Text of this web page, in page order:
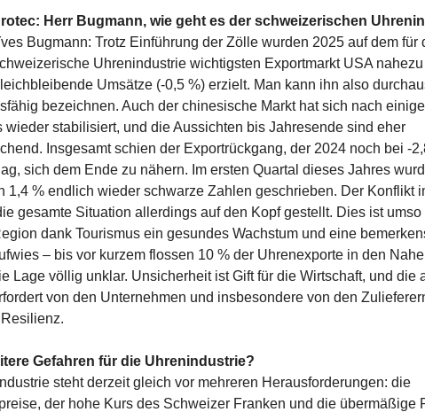
Herr Bugmann, wie geht es der schweizerischen
Bugmann: Trotz Einführung der Zölle wurden 2025 auf dem für
Uhrenindustrie wichtigsten Exportmarkt USA nahezu
Umsätze (-0,5 %) erzielt. Man kann ihn also
bezeichnen. Auch der chinesische Markt hat sich nach
wieder stabilisiert, und die Aussichten bis Jahresende sind eher
Insgesamt schien der Exportrückgang, der 2024 noch bei -
sich dem Ende zu nähern. Im ersten Quartal dieses Jahres
1,4 % endlich wieder schwarze Zahlen geschrieben. Der Konflikt
gesamte Situation allerdings auf den Kopf gestellt. Dies ist umso
dank Tourismus ein gesundes Wachstum und eine
– bis vor kurzem flossen 10 % der Uhrenexporte in den
Lage völlig unklar. Unsicherheit ist Gift für die Wirtschaft, und die
von den Unternehmen und insbesondere von den
Gefahren für die Uhrenindustrie?
steht derzeit gleich vor mehreren Herausforderungen: die
der hohe Kurs des Schweizer Franken und die übermäßige